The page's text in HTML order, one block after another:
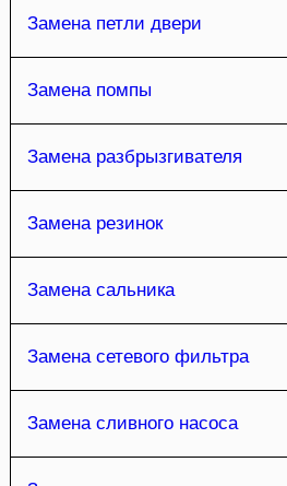
Замена петли двери
Замена помпы
Замена разбрызгивателя
Замена резинок
Замена сальника
Замена сетевого фильтра
Замена сливного насоса